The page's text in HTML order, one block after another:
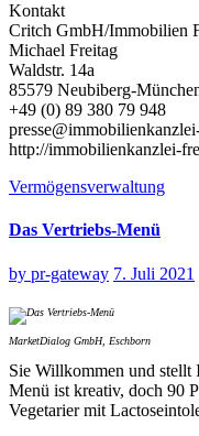
Kontakt
Critch GmbH/Immobilien
Michael Freitag
Waldstr. 14a
85579 Neubiberg-
+49 (0) 89 380 79 948
http://immobilienkanzlei-
Vermögensverwaltung
Das Vertriebs-Menü
by pr-gateway 7. Juli 2021
MarketDialog GmbH, Eschborn
Sie Willkommen und stellt
Menü ist kreativ, doch 90
Vegetarier mit